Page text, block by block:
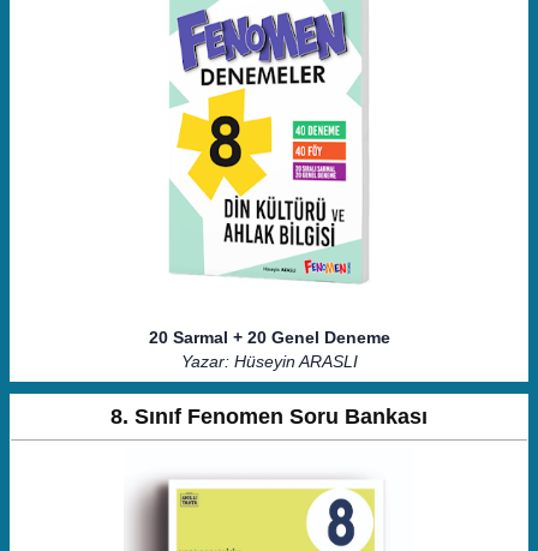
20 Sarmal + 20 Genel Deneme
Yazar: Hüseyin ARASLI
8. Sınıf Fenomen Soru Bankası